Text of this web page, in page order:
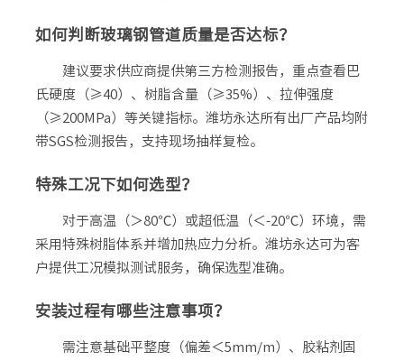
如何判断玻璃钢管道质量是否达标？
建议要求供应商提供第三方检测报告，重点查看巴
氏硬度（≥40）、树脂含量（≥35%）、拉伸强度
（≥200MPa）等关键指标。潍坊永达所有出厂产品均附
带SGS检测报告，支持现场抽样复检。
特殊工况下如何选型？
对于高温（＞80℃）或超低温（＜-20℃）环境，需
采用特殊树脂体系并增加热应力分析。潍坊永达可为客
户提供工况模拟测试服务，确保选型准确。
安装过程有哪些注意事项？
需注意基础平整度（偏差＜5mm/m）、胶粘剂固